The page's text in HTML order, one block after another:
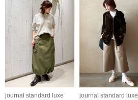
journal standard luxe
journal standard luxe